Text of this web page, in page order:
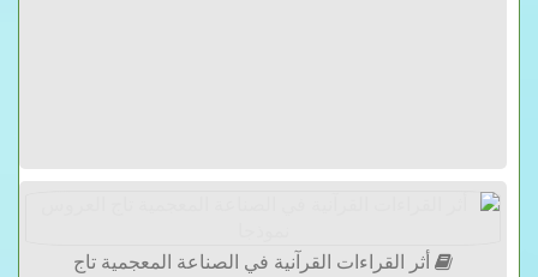
أثر القراءات القرآنية في الصناعة المعجمية تاج